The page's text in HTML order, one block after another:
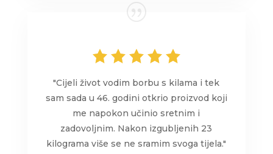
"Cijeli život vodim borbu s kilama i tek
sam sada u 46. godini otkrio proizvod koji
me napokon učinio sretnim i
zadovoljnim. Nakon izgubljenih 23
kilograma više se ne sramim svoga tijela."